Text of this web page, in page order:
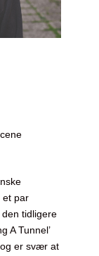
et par
tidligere
A Tunnel’
er svær at